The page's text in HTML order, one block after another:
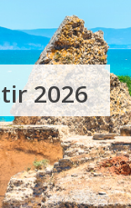
2026